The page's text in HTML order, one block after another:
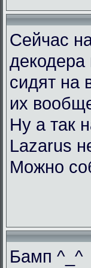
Сейчас
декодера
сидят на
их
Ну а так
Lazarus
Можно
Бамп ^_^